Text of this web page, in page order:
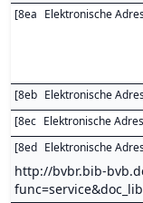
[8ea Elektronische
[8eb Elektronische
[8ec Elektronische
[8ed Elektronische
http://bvbr.bib-